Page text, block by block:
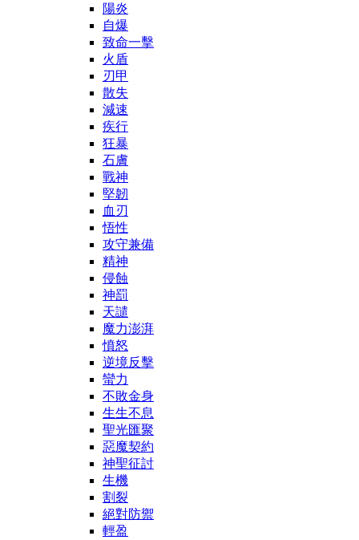
陽炎
自爆
致命一擊
火盾
刃甲
散失
減速
疾行
狂暴
石膚
戰神
堅韌
血刃
悟性
攻守兼備
精神
侵蝕
神罰
天譴
魔力澎湃
憤怒
逆境反擊
蠻力
不敗金身
生生不息
聖光匯聚
惡魔契約
神聖征討
生機
割裂
絕對防禦
輕盈